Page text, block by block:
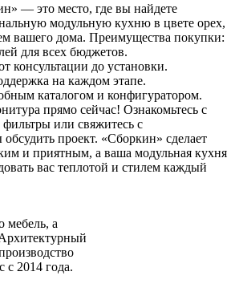
— это место, где вы найдете
модульную кухню в цвете орех,
вашего дома. Преимущества покупки:
для всех бюджетов.
консультации до установки.
на каждом этапе.
каталогом и конфигуратором.
прямо сейчас! Ознакомьтесь с
фильтры или свяжитесь с
обсудить проект. «Сборкин» сделает
и приятным, а ваша модульная кухня
вас теплотой и стилем каждый
мебель, а
с 2014 года.